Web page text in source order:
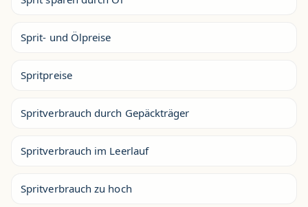
Sprit- und Ölpreise
Spritpreise
Spritverbrauch durch Gepäckträger
Spritverbrauch im Leerlauf
Spritverbrauch zu hoch